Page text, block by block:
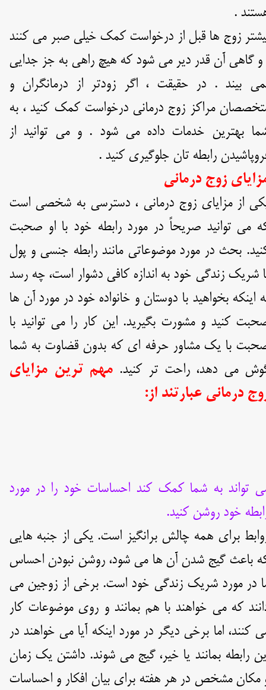
.
زوج ها قبل از درخواست کمک خیلی صبر می کنند
و گاهی آن قدر دیر می شود که هیچ راهی به جز جدایی
بیند . در حقیقت ، اگر زودتر از درمانگران و
مراکز زوج درمانی درخواست کمک کنید ، به
بهترین خدمات داده می شود . و می توانید از
رابطه تان جلوگیری کنید .
زوج درمانی
از مزایای زوج درمانی ، دسترسی به شخصی است
می توانید صریحاً در مورد رابطه خود با او صحبت
بحث در مورد موضوعاتی مانند رابطه جنسی و پول
شریک زندگی خود به اندازه کافی دشوار است، چه رسد
اینکه بخواهید با دوستان و خانواده خود در مورد آن ها
کنید و مشورت بگیرید. این کار را می توانید با
با یک مشاور حرفه ای که بدون قضاوت به شما
می دهد، راحت تر کنید. مهم ترین مزایای
درمانی عبارتند از:
تواند به شما کمک کند احساسات خود را در مورد
خود روشن کنید.
برای همه چالش برانگیز است. یکی از جنبه هایی
باعث گیج شدن آن ها می شود، روشن نبودن احساس
در مورد شریک زندگی خود است. برخی از زوجین می
که می خواهند با هم بمانند و روی موضوعات کار
کنند، اما برخی دیگر در مورد اینکه آیا می خواهند در
رابطه بمانند یا خیر، گیج می شوند. داشتن یک زمان
مکان مشخص در هر هفته برای بیان افکار و احساسات